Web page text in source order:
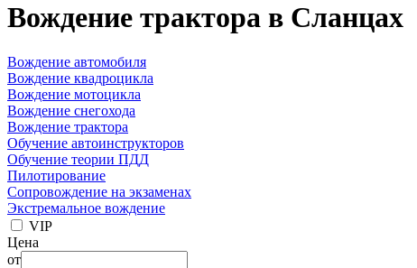
Вождение трактора в Сланцах
Вождение автомобиля
Вождение квадроцикла
Вождение мотоцикла
Вождение снегохода
Вождение трактора
Обучение автоинструкторов
Обучение теории ПДД
Пилотирование
Сопровождение на экзаменах
Экстремальное вождение
VIP
Цена
от